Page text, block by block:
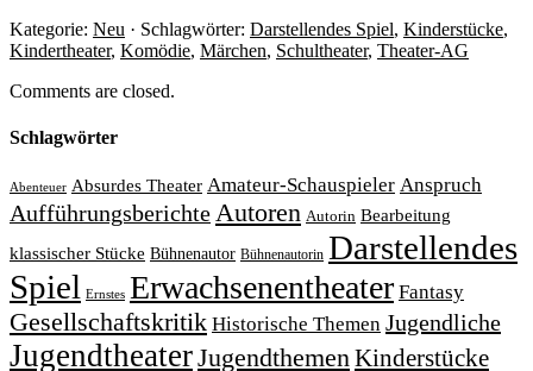
Kategorie: Neu · Schlagwörter: Darstellendes Spiel, Kinderstücke,
Kindertheater, Komödie, Märchen, Schultheater, Theater-AG
Comments are closed.
Schlagwörter
Abenteuer Absurdes Theater Amateur-Schauspieler Anspruch
AufführungsberichteAutoren Autorin Bearbeitung
klassischer Stücke Bühnenautor Bühnenautorin Darstellendes
Spiel Ernstes Erwachsenentheater Fantasy
Gesellschaftskritik Historische Themen Jugendliche
JugendtheaterJugendthemenKinderstücke